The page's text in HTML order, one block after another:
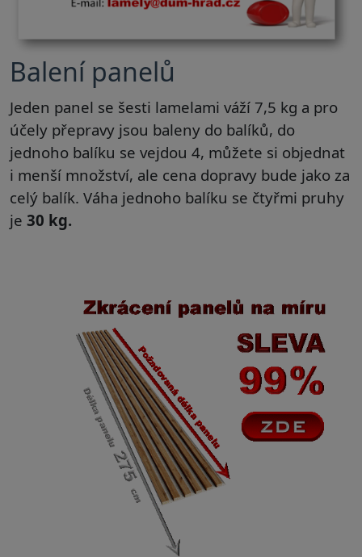
Balení panelů
Jeden panel se šesti lamelami váží 7,5 kg a pro
účely přepravy jsou baleny do balíků, do
jednoho balíku se vejdou 4, můžete si objednat
i menší množství, ale cena dopravy bude jako za
celý balík. Váha jednoho balíku se čtyřmi pruhy
je 30 kg.